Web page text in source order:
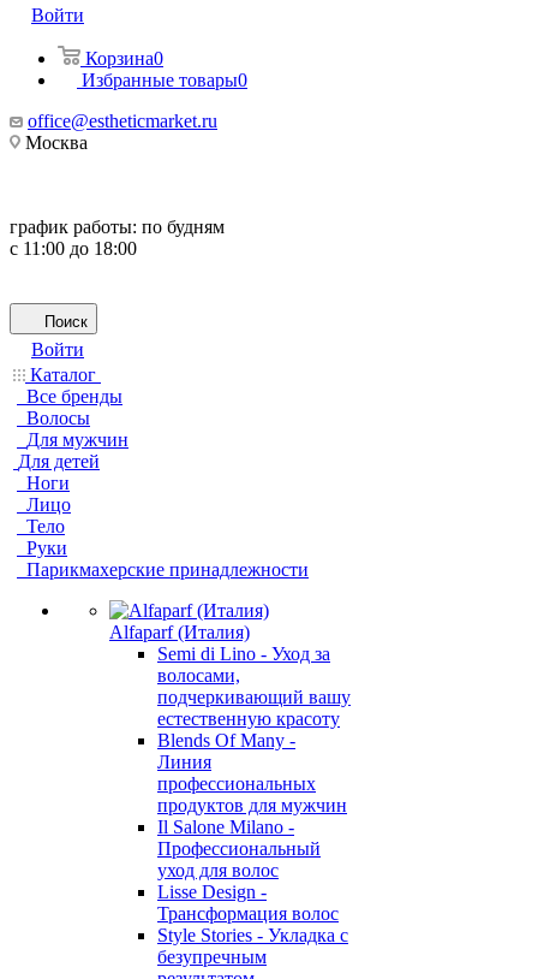
Войти
Корзина0
Избранные товары0
office@estheticmarket.ru
Москва
график работы: по будням
с 11:00 до 18:00
Поиск
Войти
Каталог
Все бренды
Волосы
Для мужчин
Для детей
Ноги
Лицо
Тело
Руки
Парикмахерские принадлежности
Alfaparf (Италия)
Semi di Lino - Уход за
волосами,
подчеркивающий вашу
естественную красоту
Blends Of Many -
Линия
профессиональных
продуктов для мужчин
Il Salone Milano -
Профессиональный
уход для волос
Lisse Design -
Трансформация волос
Style Stories - Укладка с
безупречным